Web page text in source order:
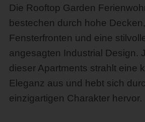
Die Rooftop Garden
bestechen durch hohe
Fensterfronten und eine
angesagten Industrial Design.
dieser Apartments strahlt eine
Eleganz aus und hebt sich
einzigartigen Charakter hervor.